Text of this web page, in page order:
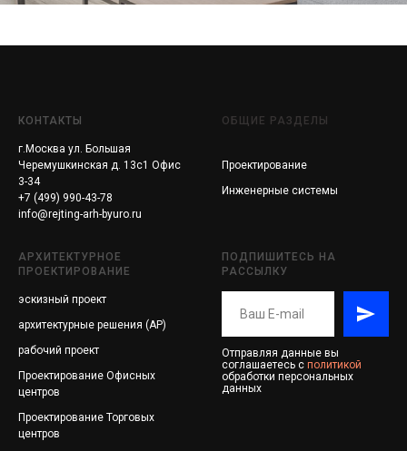
КОНТАКТЫ
г.Москва ул. Большая
Черемушкинская д. 13с1 Офис
3-34
+7 (499) 990-43-78
info@rejting-arh-byuro.ru
ОБЩИЕ РАЗДЕЛЫ
Проектирование
Инженерные системы
АРХИТЕКТУРНОЕ
ПРОЕКТИРОВАНИЕ
эскизный проект
архитектурные решения (АР)
рабочий проект
Проектирование Офисных
центров
Проектирование Торговых
центров
ПОДПИШИТЕСЬ НА
РАССЫЛКУ
Отправляя данные вы
соглашаетесь с политикой
обработки персональных
данных